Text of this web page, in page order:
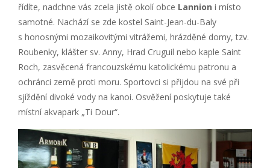
řídíte, nadchne vás zcela jistě okolí obce Lannion i místo
samotné. Nachází se zde kostel Saint-Jean-du-Baly
s honosnými mozaikovitými vitrážemi, hrázděné domy, tzv.
Roubenky, klášter sv. Anny, Hrad Cruguil nebo kaple Saint
Roch, zasvěcená francouzskému katolickému patronu a
ochránci země proti moru. Sportovci si přijdou na své při
sjíždění divoké vody na kanoi. Osvěžení poskytuje také
místní akvapark „Ti Dour“.